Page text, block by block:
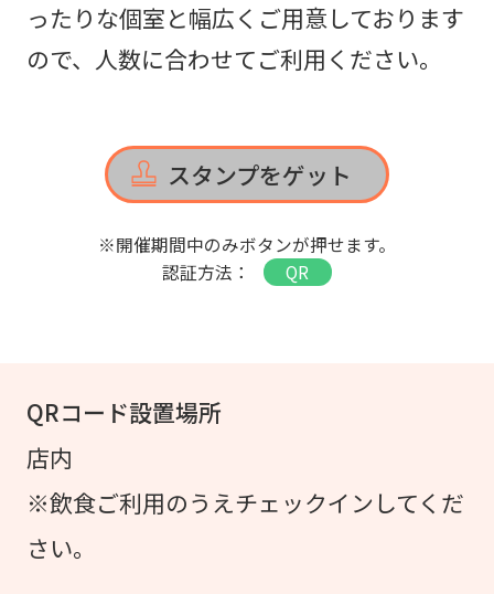
ったりな個室と幅広くご用意しております
ので、人数に合わせてご利用ください。
スタンプをゲット
※開催期間中のみボタンが押せます。
認証方法：
QR
QRコード設置場所
店内
※飲食ご利用のうえチェックインしてくだ
さい。